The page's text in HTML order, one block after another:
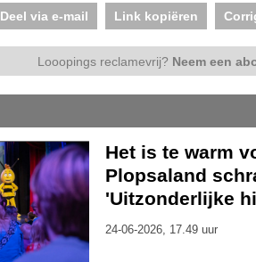
Deel via e-mail Link kopiëren
Looopings reclamevrij? Neem een
Het is te warm
Plopsaland
'Uitzonderlijke
24-06-2026, 17.49 uur